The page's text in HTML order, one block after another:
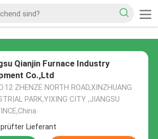
Qianjin Furnace Industry
Co.,Ltd
ZHENZE NORTH ROAD,XINZHUANG
PARK,YIXING CITY ,JIANGSU
Lieferant